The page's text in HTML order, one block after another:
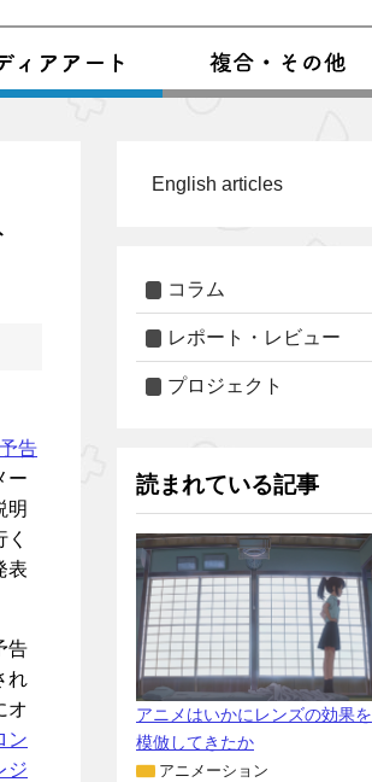
予告
ー
明
表
告
れ
オ
ン
ジ
English articles
コラム
レポート・レビュー
プロジェクト
読まれている記事
アニメはいかにレンズの効果を
模倣してきたか
アニメーション